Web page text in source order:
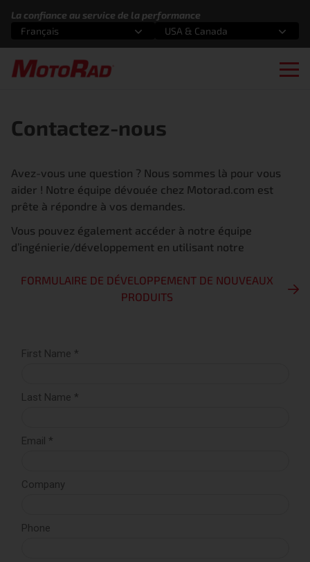
La confiance au service de la performance
Sélectionnez une option
Français
Sélectionnez une option
USA & Canada
Contactez-nous
Avez-vous une question ? Nous sommes là pour vous
aider ! Notre équipe dévouée chez Motorad.com est
prête à répondre à vos demandes.
Vous pouvez également accéder à notre équipe
d’ingénierie/développement en utilisant notre
FORMULAIRE DE DÉVELOPPEMENT DE NOUVEAUX
PRODUITS